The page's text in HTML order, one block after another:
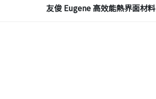
友俊 Eugene 高效能熱界面材料